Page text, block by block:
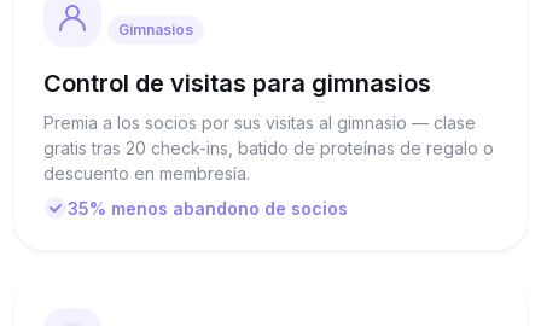
Gimnasios
Control de visitas para gimnasios
Premia a los socios por sus visitas al gimnasio — clase
gratis tras 20 check-ins, batido de proteínas de regalo o
descuento en membresía.
35% menos abandono de socios